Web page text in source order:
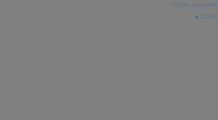
Stefan Lasiewski
źródło